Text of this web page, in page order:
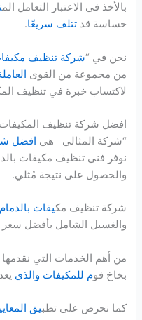
بالأخذ في الاعتبار التعامل الم
حساسة قدتتلف سريعًا.
نحن في “شركة تنظيف
من مجموعة من القوى
لاكتساب خبرة في تنظيف
افضل شركة تنظيف المكيفات
“شركة المثالي هي افضل
نوفر فني تنظيف مكيفات
والحصول على نتيجة مُثلي.
شركة تنظيف مكيفات
والغسيل الشامل بأفضل سعر
من أهم الخدمات التي
بخاخ فوم للمكيفات والذي
كما نحرص على تطبيق